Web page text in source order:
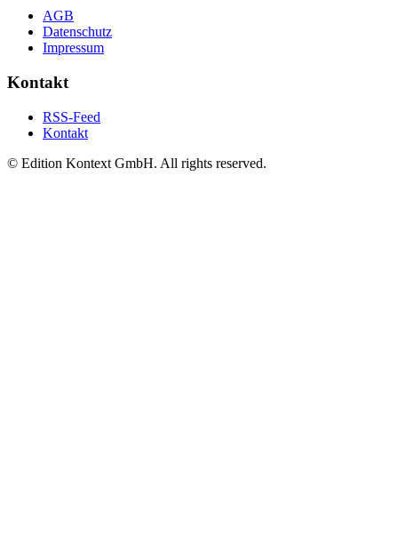
AGB
Datenschutz
Impressum
Kontakt
RSS-Feed
Kontakt
© Edition Kontext GmbH. All rights reserved.